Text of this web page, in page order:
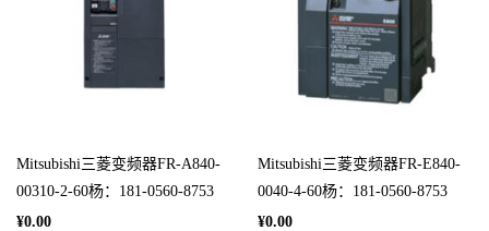
Mitsubishi三菱变频器FR-A840-
00310-2-60杨：181-0560-8753
¥0.00
Mitsubishi三菱变频器FR-E840-
0040-4-60杨：181-0560-8753
¥0.00